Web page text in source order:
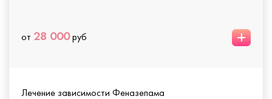
от 28 000руб +
Лечение зависимости Феназепама